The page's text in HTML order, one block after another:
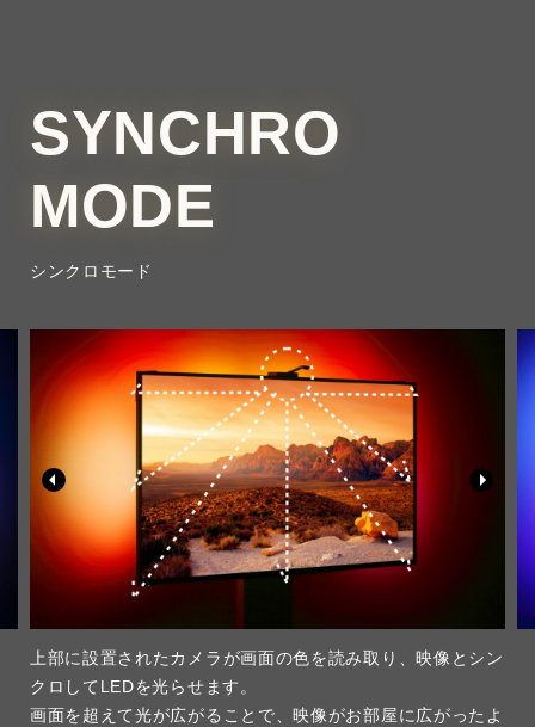
SYNCHRO
MODE
シンクロモード
上部に設置されたカメラが画面の色を読み取り、映像とシン
クロしてLEDを光らせます。
画面を超えて光が広がることで、映像がお部屋に広がったよ